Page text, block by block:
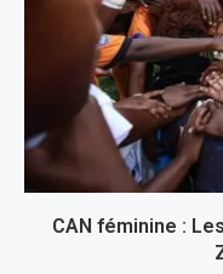
CAN féminine :